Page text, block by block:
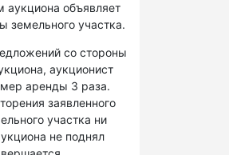
аукциона объявляет
земельного участка.
со стороны
аукционист
аренды 3 раза.
заявленного
участка ни
не поднял